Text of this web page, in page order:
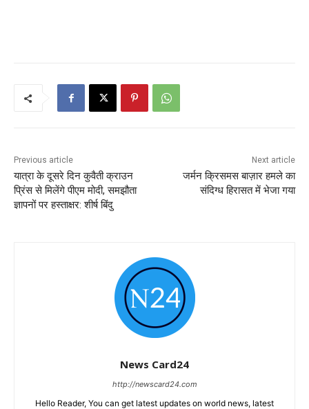
Previous article
यात्रा के दूसरे दिन कुवैती क्राउन
प्रिंस से मिलेंगे पीएम मोदी, समझौता
ज्ञापनों पर हस्ताक्षर: शीर्ष बिंदु
Next article
जर्मन क्रिसमस बाज़ार हमले का
संदिग्ध हिरासत में भेजा गया
News Card24
http://newscard24.com
Hello Reader, You can get latest updates on world news, latest